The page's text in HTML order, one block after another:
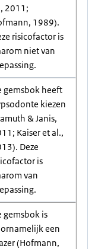
2011;
1989).
risicofactor is
niet van
gemsbok heeft
kiezen
& Janis,
Kaiser et al.,
Deze
is
van
gemsbok is
een
(Hofmann,